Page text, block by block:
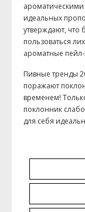
ароматическими
идеальных
утверждают, что
пользоваться
ароматные пейл-
Пивные тренды
поражают
временем!
поклонник
для себя